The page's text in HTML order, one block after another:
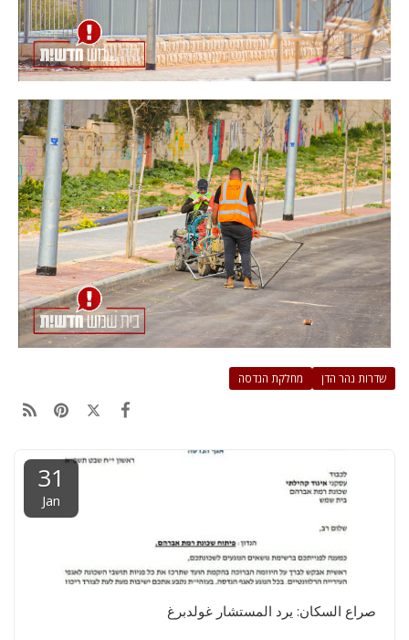
שדרות נהר הדן מחלקת הנדסה
31
Jan
صراع السكان: يرد المستشار غولدبرغ